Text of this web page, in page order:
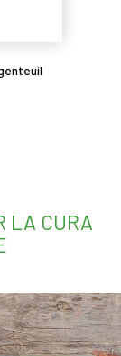
LA CURA